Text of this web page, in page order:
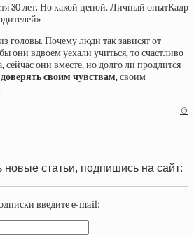
Кадр
головы. Почему люди так зависят от
они вдвоем уехали учиться, то счастливо
они вместе, но долго ли продлится
своим чувствам, своим
©
новые статьи, подпишись на сайт:
введите e-mail: